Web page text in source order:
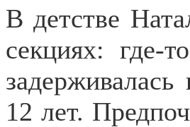
В детстве
секциях: где-
12 лет.